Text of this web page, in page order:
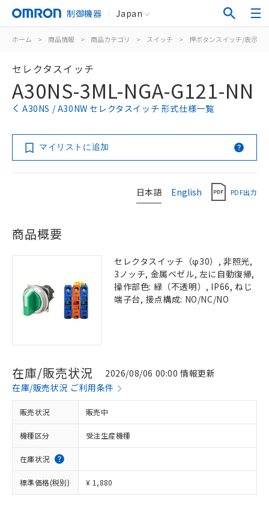
制御機器 Japan
ホーム > 商品情報 > 商品カテゴリ > スイッチ > 押ボタンスイッチ/表示灯
セレクタスイッチ
A30NS-3ML-NGA-G121-NN
A30NS / A30NW セレクタスイッチ 形式仕様一覧
マイリストに追加
日本語 English PDF出力
商品概要
セレクタスイッチ（φ30）, 非照光,
3ノッチ, 金属ベゼル, 左に自動復帰,
操作部色: 緑（不透明）, IP66, ねじ
端子台, 接点構成: NO/NC/NO
在庫/販売状況
2026/08/06 00:00 情報更新
在庫/販売状況 ご利用条件
販売状況 販売中
機種区分 受注生産機種
在庫状況
標準価格(税別) ¥ 1,880